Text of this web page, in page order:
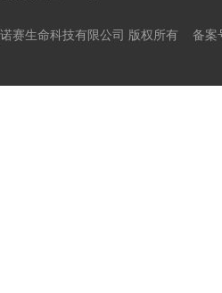
赛生命科技有限公司 版权所有 备案